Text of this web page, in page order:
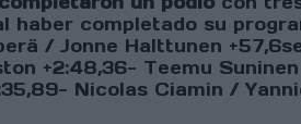
haber completado su
/ Jonne Halttunen
+2:48,36- Teemu
Nicolas Ciamin /